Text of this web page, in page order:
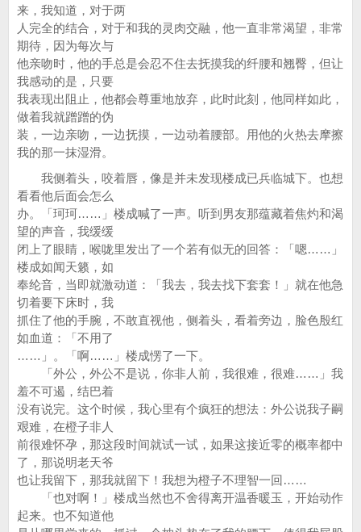
来，我知道，对于两
人完全的结合，对于和我的灵肉交融，他一直非常渴望，非常
期待，因为每次与
他亲吻时，他的手总是会忍不住去抚摸我的纤腰和翘臀，但让
我感动的是，只要
我表现出阻止，他都会尊重地放弃，此时此刻，他同样如此，
做着我就蹭蹭的伪
装，一边亲吻，一边抚摸，一边动着腰部。用他的火热去摩擦
我的那一抹湿滑。
我侧着头，咬着唇，像是并未发现楼成已兵临城下。也想
看看他后面会怎么
办。「珂珂……」楼成喊了一声。听到男友那蕴藏着焦灼和渴
望的声音，我缓缓
闭上了眼睛，喉咙里发出了一个若有似无的回答：「嗯……」
楼成如闻天籁，如
奉纶音，当即就激动道：「我去，我去找下套套！」就在他急
切着要下床时，我
抓住了他的手腕，不敢直视他，侧着头，看着旁边，脸色殷红
如血道：「不用了
……」。「啊……」楼成愣了一下。
「外公，外公不是说，你非人前，我很难，很难……」我
羞不可遏，结巴着
没有说完。这个时候，我心里有个疯狂的想法：外公说我子嗣
艰难，在橙子非人
前很难怀孕，那这段时间就试一试，如果这接近零的概率都中
了，那说明老天爷
也让我留下，那我就留下！我想为橙子不理智一回……
「也对啊！」楼成当然也不舍得离开温香暖玉，开始动作
起来。也不知道他